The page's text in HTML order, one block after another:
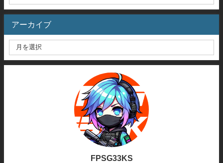
アーカイブ
FPSG33KS